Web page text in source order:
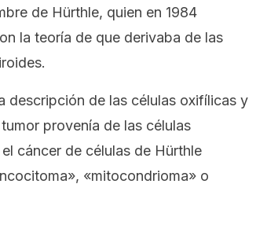
de Hürthle, quien en 1984
la teoría de que derivaba de las
descripción de las células oxifílicas y
provenía de las células
cáncer de células de Hürthle
«mitocondrioma» o